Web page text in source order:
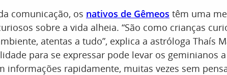
comunicação, os nativos de Gêmeos têm uma
sobre a vida alheia. “São como crianças
atentas a tudo”, explica a astróloga Thaís
para se expressar pode levar os geminianos a
informações rapidamente, muitas vezes sem